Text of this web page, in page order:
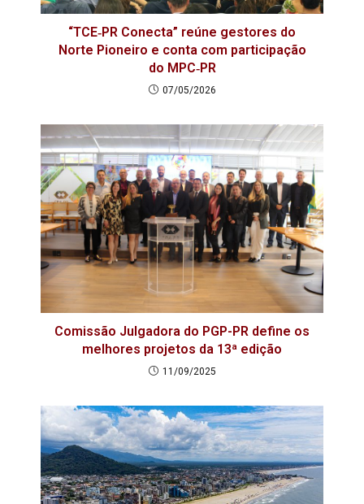
“TCE‑PR Conecta” reúne gestores do
Norte Pioneiro e conta com participação
do MPC‑PR
07/05/2026
Comissão Julgadora do PGP-PR define os
melhores projetos da 13ª edição
11/09/2025